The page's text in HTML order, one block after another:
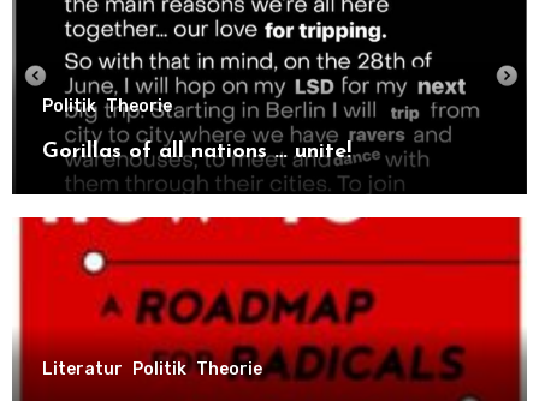
Politik Theorie
Gorillas of all nations … unite!
Literatur Politik Theorie